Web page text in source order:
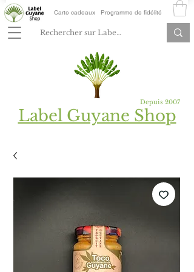
Carte cadeaux Programme de fidélité
Depuis 2007
Label Guyane Shop